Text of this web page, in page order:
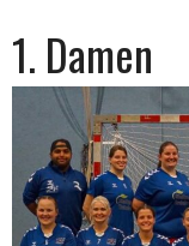
1. Damen